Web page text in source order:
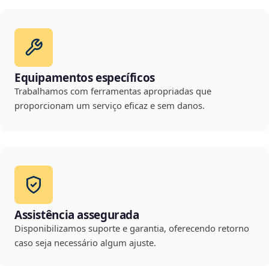
Equipamentos específicos
Trabalhamos com ferramentas apropriadas que
proporcionam um serviço eficaz e sem danos.
Assistência assegurada
Disponibilizamos suporte e garantia, oferecendo retorno
caso seja necessário algum ajuste.